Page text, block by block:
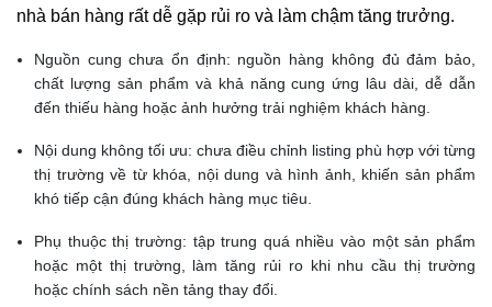
nhà bán hàng rất dễ gặp rủi ro và làm chậm tăng trưởng.
Nguồn cung chưa ổn định: nguồn hàng không đủ đảm bảo,
chất lượng sản phẩm và khả năng cung ứng lâu dài, dễ dẫn
đến thiếu hàng hoặc ảnh hưởng trải nghiệm khách hàng.
Nội dung không tối ưu: chưa điều chỉnh listing phù hợp với từng
thị trường về từ khóa, nội dung và hình ảnh, khiến sản phẩm
khó tiếp cận đúng khách hàng mục tiêu.
Phụ thuộc thị trường: tập trung quá nhiều vào một sản phẩm
hoặc một thị trường, làm tăng rủi ro khi nhu cầu thị trường
hoặc chính sách nền tảng thay đổi.